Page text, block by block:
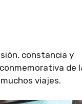
constancia y
de
viajes.